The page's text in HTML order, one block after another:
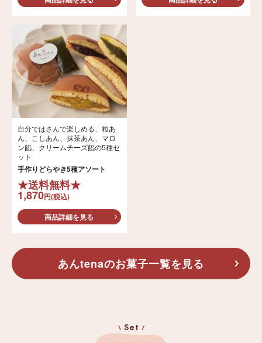
手作りどらやき5種アソート
自分ではさんで楽しめる、粒あ
ん、こしあん、抹茶あん、マロ
ン餡、クリームチーズ餡の5種セ
ット
★送料無料★
1,870円(税込)
商品詳細を見る
あんtenaのお菓子一覧を見る
Set